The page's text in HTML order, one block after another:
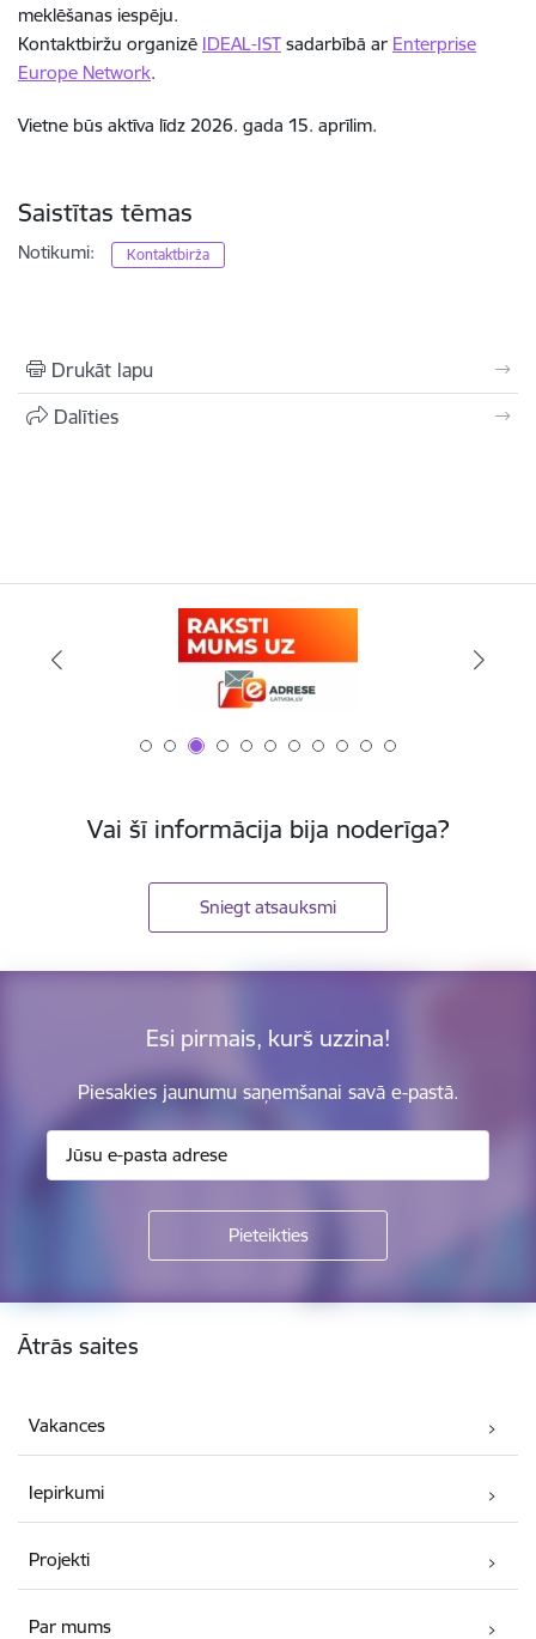
meklēšanas iespēju.
Kontaktbiržu organizē IDEAL-IST sadarbībā ar Enterprise
Europe Network.
Vietne būs aktīva līdz 2026. gada 15. aprīlim.
Saistītas tēmas
Notikumi: Kontaktbirža
Drukāt lapu
Dalīties
Vai šī informācija bija noderīga?
Sniegt atsauksmi
Esi pirmais, kurš uzzina!
Piesakies jaunumu saņemšanai savā e-pastā.
Kājene
Ātrās saites
Vakances
Iepirkumi
Projekti
Par mums